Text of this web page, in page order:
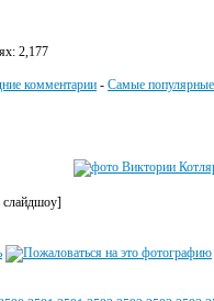
2,177
комментарии - Самые популярные
слайдшоу]